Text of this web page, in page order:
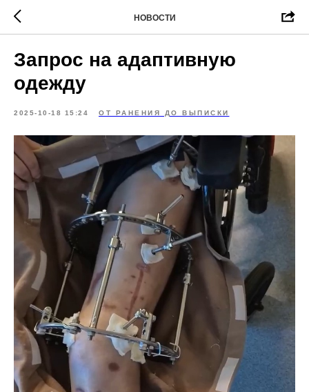
НОВОСТИ
Запрос на адаптивную
одежду
2025-10-18 15:24 ОТ РАНЕНИЯ ДО ВЫПИСКИ